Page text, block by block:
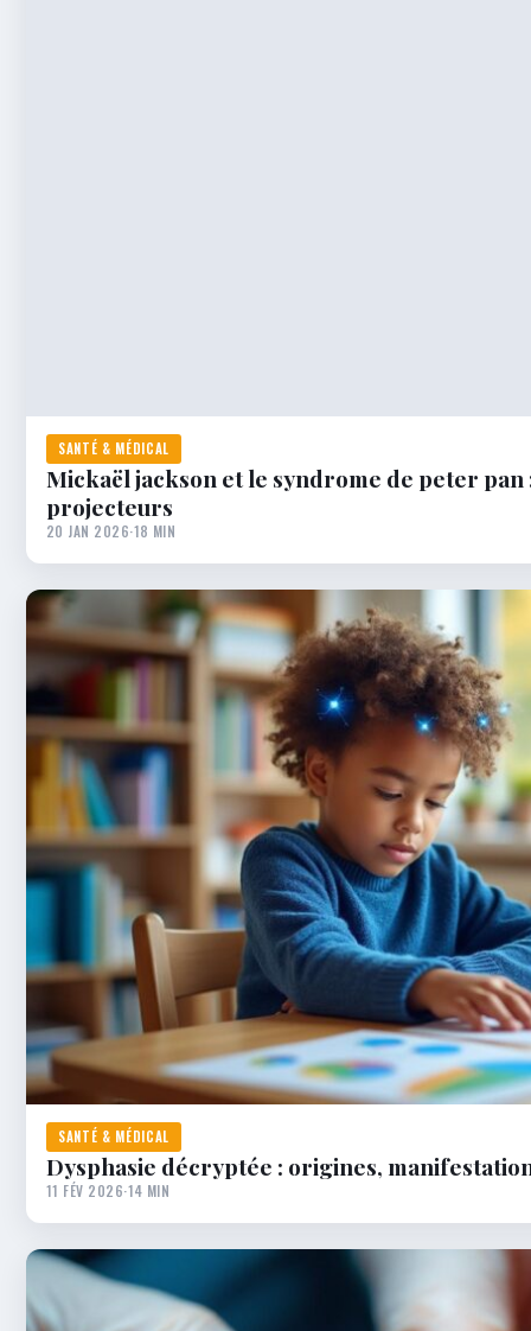
SANTÉ & MÉDICAL
Mickaël jackson et le syndrome de peter
projecteurs
20 JAN 2026·18 MIN
SANTÉ & MÉDICAL
Dysphasie décryptée : origines,
11 FÉV 2026·14 MIN